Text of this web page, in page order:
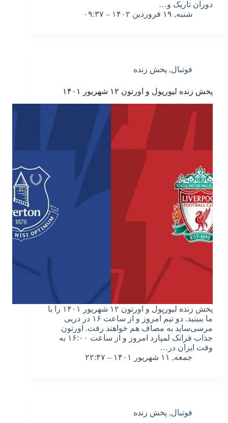
دوران تاریک و…
شنبه, ۱۹ فروردین ۱۴۰۲ – ۰۹:۳۷
فوتبال, پخش زنده
پخش زنده لیورپول و اورتون ۱۲ شهریور ۱۴۰۱
پخش زنده لیورپول و اورتون ۱۲ شهریور ۱۴۰۱ را با
ما ببینید. دو تیم امروز و از ساعت ۱۶ در دربی
مرسی‌ساید به مصاف هم خواهند رفت. اورتون
جذاب فرانک لمپارد امروز و از ساعت ۱۶:۰۰ به
وقت ایران در…
جمعه, ۱۱ شهریور ۱۴۰۱ – ۲۲:۴۷
فوتبال, پخش زنده